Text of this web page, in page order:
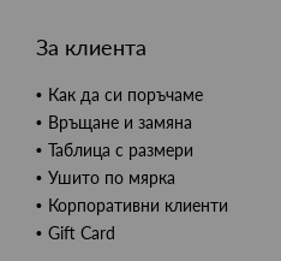
За клиента
Как да си поръчаме
Връщане и замяна
Таблица с размери
Ушито по мярка
Корпоративни клиенти
Gift Card